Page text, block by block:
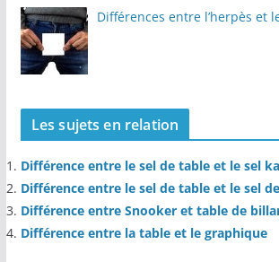
Différences entre l’herpès et
Les sujets en relation
Différence entre le sel de table et le sel
Différence entre le sel de table et le sel
Différence entre Snooker et table de
Différence entre la table et le graphique